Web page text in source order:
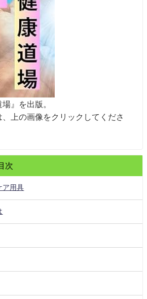
』を出版。
上の画像をクリックしてくださ
次
ア用具